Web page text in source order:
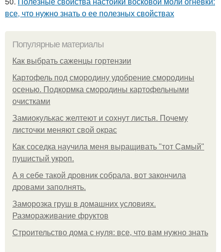
все, что нужно знать о ее полезных свойствах
Популярные материалы
Как выбрать саженцы гортензии
Картофель под смородину удобрение смородины
осенью. Подкормка смородины картофельными
очистками
Замиокулькас желтеют и сохнут листья. Почему
листочки меняют свой окрас
Как соседка научила меня выращивать "тот Самый"
пушистый укроп.
А я себе такой дровник собрала, вот закончила
дровами заполнять.
Заморозка груш в домашних условиях.
Размораживание фруктов
Строительство дома с нуля: все, что вам нужно знать